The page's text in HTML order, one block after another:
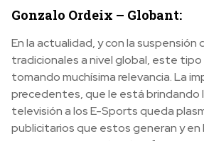
Gonzalo Ordeix – Globant:
En la actualidad, y con la
tradicionales a nivel global, este
tomando muchísima relevancia. La
precedentes, que le está brindando
televisión a los E-Sports queda
publicitarios que estos generan y en